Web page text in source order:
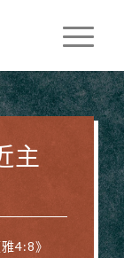
主
4:8》